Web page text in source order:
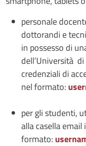
personale
dottorandi e
in possesso di
dell’Università
credenziali di
nel formato:
per gli studenti,
alla casella
formato: